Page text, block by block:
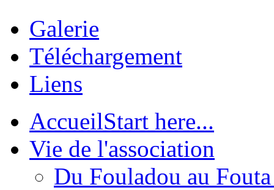
Galerie
Téléchargement
Liens
AccueilStart here...
Vie de l'association
Du Fouladou au